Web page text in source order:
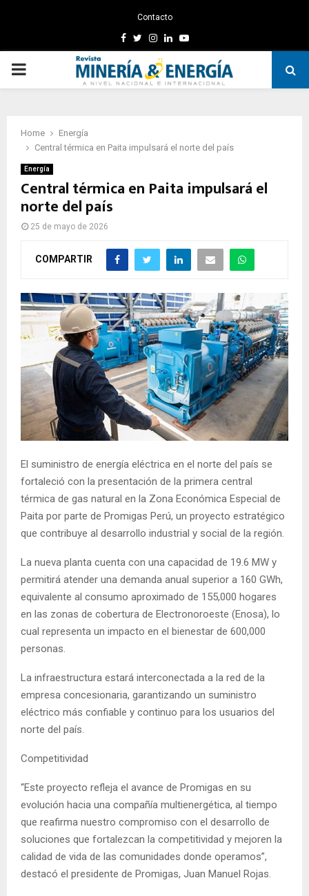
Contacto
Facebook
TwitterInstagram
LinkedinYoutube
PRIMARY
Home
Energía
Central térmica en Paita impulsará el norte del país
Energía
Central térmica en Paita impulsará el
norte del país
25 de mayo de 2026
COMPARTIR
El suministro de energía eléctrica en el norte del país se
fortaleció con la presentación de la primera central
térmica de gas natural en la Zona Económica Especial de
Paita por parte de Promigas Perú, un proyecto estratégico
que contribuye al desarrollo industrial y social de la región.
La nueva planta cuenta con una capacidad de 19.6 MW y
permitirá atender una demanda anual superior a 160 GWh,
equivalente al consumo aproximado de 155,000 hogares
en las zonas de cobertura de Electronoroeste (Enosa), lo
cual representa un impacto en el bienestar de 600,000
personas.
La infraestructura estará interconectada a la red de la
empresa concesionaria, garantizando un suministro
eléctrico más confiable y continuo para los usuarios del
norte del país.
Competitividad
“Este proyecto refleja el avance de Promigas en su
evolución hacia una compañía multienergética, al tiempo
que reafirma nuestro compromiso con el desarrollo de
soluciones que fortalezcan la competitividad y mejoren la
calidad de vida de las comunidades donde operamos”,
destacó el presidente de Promigas, Juan Manuel Rojas.